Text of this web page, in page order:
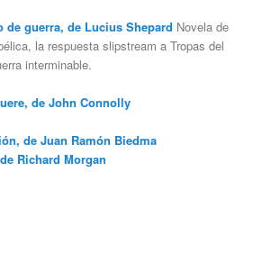
de guerra, de Lucius Shepard Novela de
la respuesta slipstream a Tropas del
interminable.
de John Connolly
de Juan Ramón Biedma
Richard Morgan